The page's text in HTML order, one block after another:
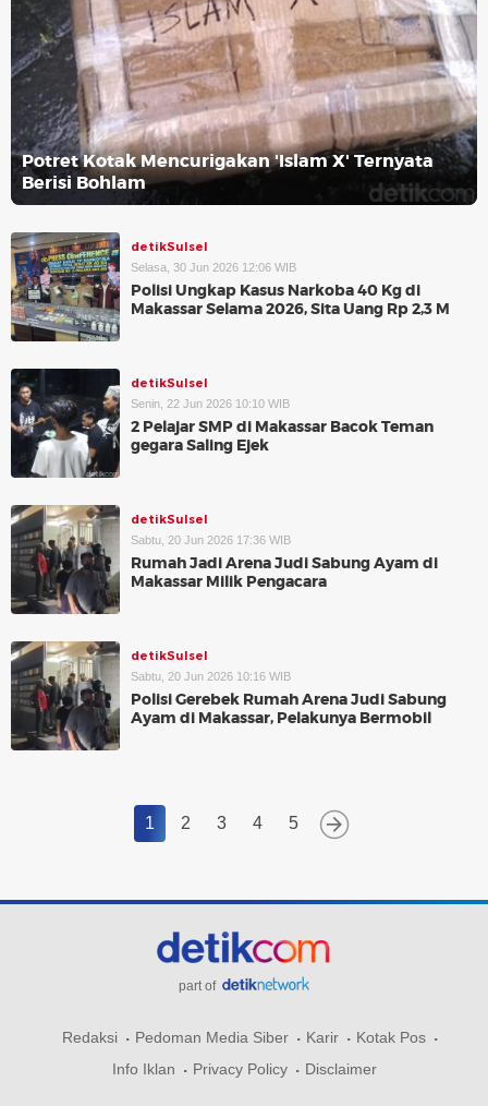
Potret Kotak Mencurigakan 'Islam X' Ternyata
Berisi Bohlam
detikSulsel
Selasa, 30 Jun 2026 12:06 WIB
Polisi Ungkap Kasus Narkoba 40 Kg di
Makassar Selama 2026, Sita Uang Rp 2,3 M
detikSulsel
Senin, 22 Jun 2026 10:10 WIB
2 Pelajar SMP di Makassar Bacok Teman
gegara Saling Ejek
detikSulsel
Sabtu, 20 Jun 2026 17:36 WIB
Rumah Jadi Arena Judi Sabung Ayam di
Makassar Milik Pengacara
detikSulsel
Sabtu, 20 Jun 2026 10:16 WIB
Polisi Gerebek Rumah Arena Judi Sabung
Ayam di Makassar, Pelakunya Bermobil
1 2 3 4 5
part of
Redaksi Pedoman Media Siber Karir
Kotak Pos
Info Iklan
Privacy Policy Disclaimer